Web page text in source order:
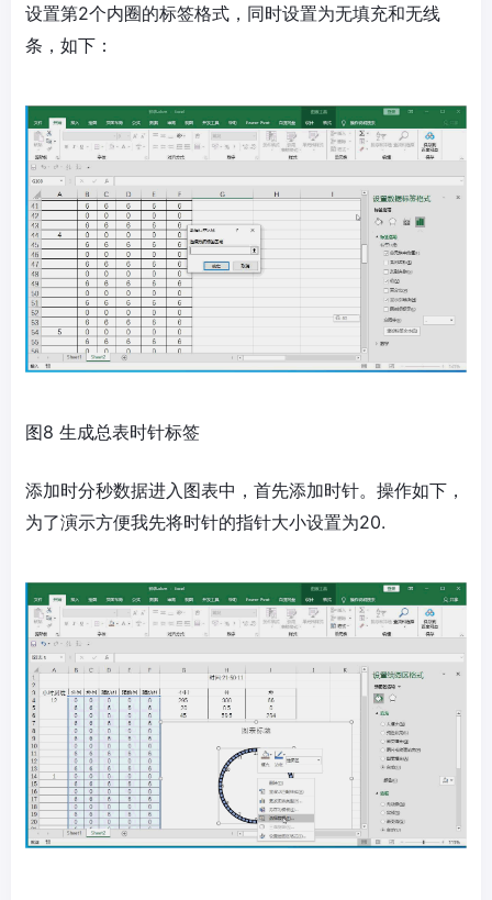
设置第2个内圈的标签格式，同时设置为无填充和无线
条，如下：
图8 生成总表时针标签
添加时分秒数据进入图表中，首先添加时针。操作如下，
为了演示方便我先将时针的指针大小设置为20.